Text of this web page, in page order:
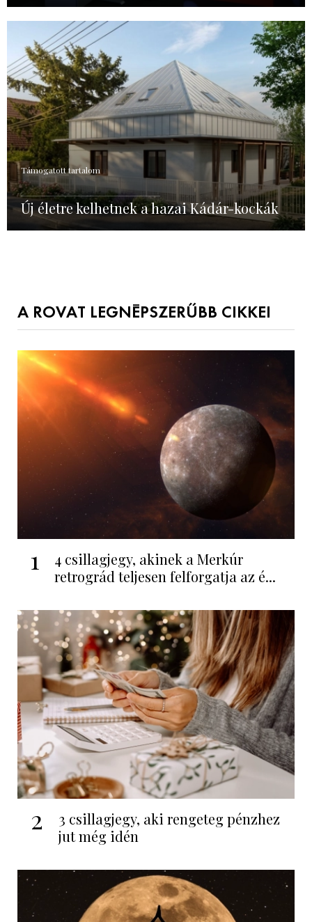
Támogatott tartalom
Új életre kelhetnek a hazai Kádár-kockák
A ROVAT LEGNÉPSZERŰBB CIKKEI
1
4 csillagjegy, akinek a Merkúr
retrográd teljesen felforgatja az é...
2
3 csillagjegy, aki rengeteg pénzhez
jut még idén